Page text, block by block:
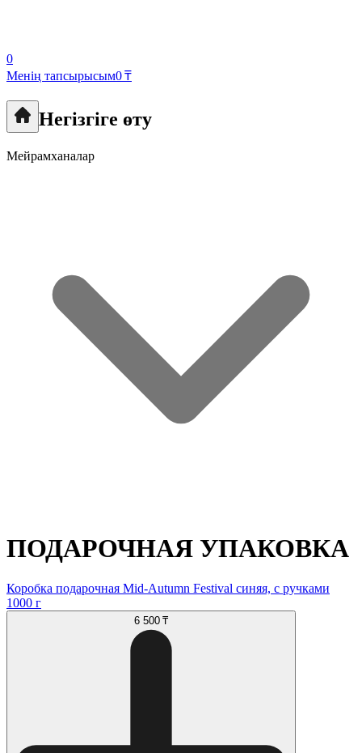
0
Менің тапсырысым0 ₸
Негізгіге өту
Мейрамханалар
ПОДАРОЧНАЯ УПАКОВКА
Коробка подарочная Mid-Autumn Festival синяя, с ручками
1000 г
6 500 ₸